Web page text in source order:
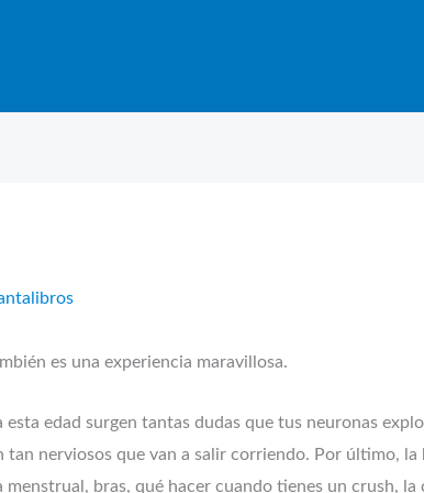
es una experiencia maravillosa.
esta edad surgen tantas dudas que tus neuronas
tan nerviosos que van a salir corriendo. Por último,
bras, qué hacer cuando tienes un crush,